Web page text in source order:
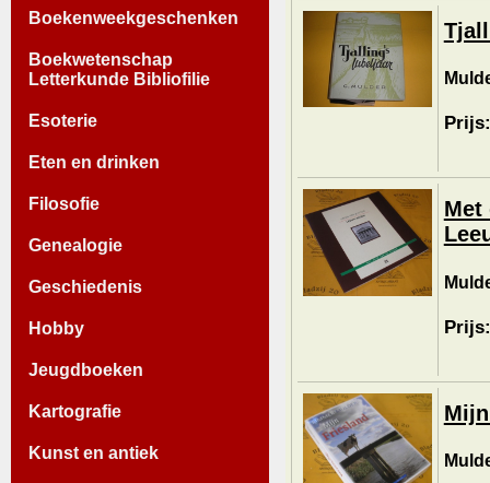
Boekenweekgeschenken
Boekwetenschap
Letterkunde Bibliofilie
Esoterie
Eten en drinken
Filosofie
Genealogie
Geschiedenis
Hobby
Jeugdboeken
Kartografie
Kunst en antiek
Met